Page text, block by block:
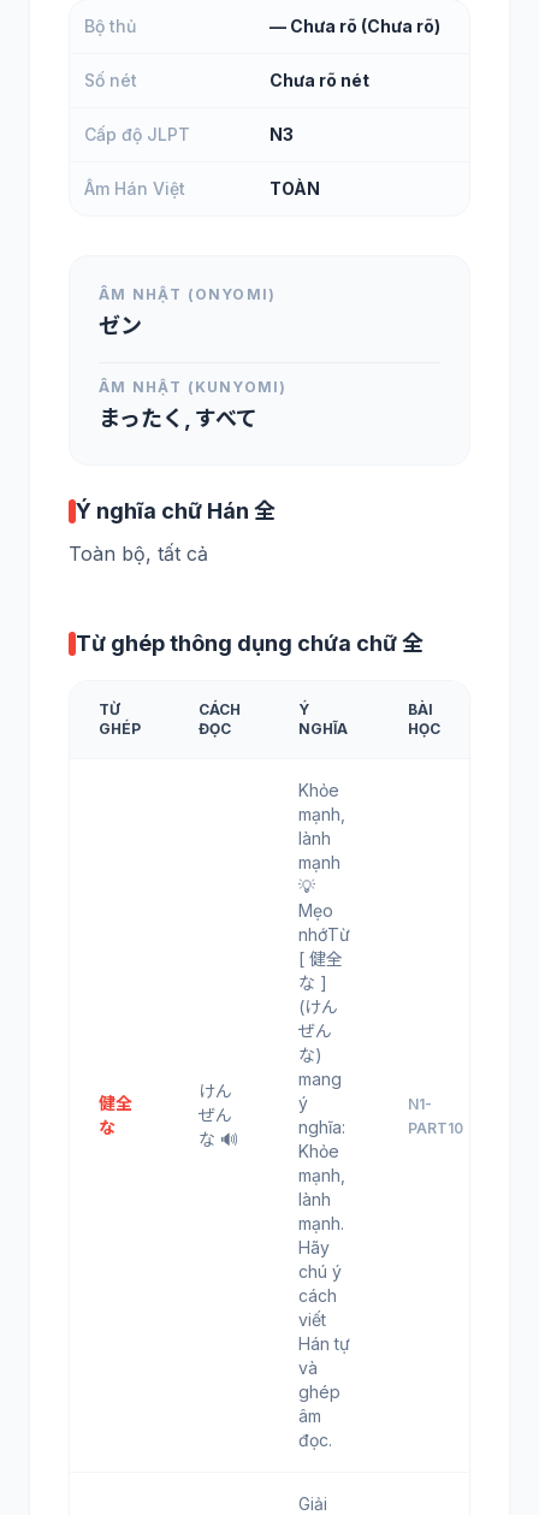
Bộ thủ — Chưa rõ (Chưa rõ)
Số nét Chưa rõ nét
Cấp độ JLPT N3
Âm Hán Việt TOÀN
ÂM NHẬT (ONYOMI)
ゼン
ÂM NHẬT (KUNYOMI)
まったく, すべて
Ý nghĩa chữ Hán 全
Toàn bộ, tất cả
Từ ghép thông dụng chứa chữ 全
TỪ
GHÉP
CÁCH
ĐỌC
Ý
NGHĨA
BÀI
HỌC
健全
な
けん
ぜん
な 🔊
Khỏe
mạnh,
lành
mạnh
💡
Mẹo
nhớTừ
[ 健全
な ]
(けん
ぜん
な)
mang
ý
nghĩa:
Khỏe
mạnh,
lành
mạnh.
Hãy
chú ý
cách
viết
Hán tự
và
ghép
âm
đọc.
N1-
PART10
Giải